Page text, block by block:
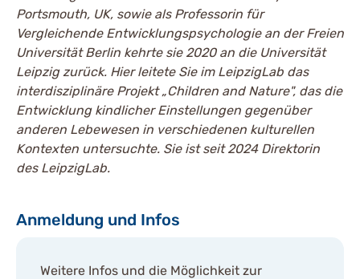
Portsmouth, UK, sowie als Professorin für
Vergleichende Entwicklungspsychologie an der Freien
Universität Berlin kehrte sie 2020 an die Universität
Leipzig zurück. Hier leitete Sie im LeipzigLab das
interdisziplinäre Projekt „Children and Nature", das die
Entwicklung kindlicher Einstellungen gegenüber
anderen Lebewesen in verschiedenen kulturellen
Kontexten untersuchte. Sie ist seit 2024 Direktorin
des LeipzigLab.
Anmeldung und Infos
Weitere Infos und die Möglichkeit zur